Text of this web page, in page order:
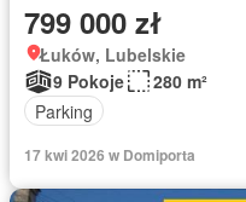
799 000 zł
Łuków, Lubelskie
9 Pokoje
280 m²
Parking
17 kwi 2026 w Domiporta